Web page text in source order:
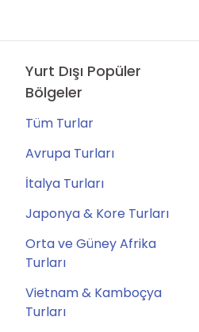
Yurt Dışı Popüler
Bölgeler
Tüm Turlar
Avrupa Turları
İtalya Turları
Japonya & Kore Turları
Orta ve Güney Afrika
Turları
Vietnam & Kamboçya
Turları